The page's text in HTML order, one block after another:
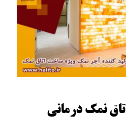
نمک درمانی